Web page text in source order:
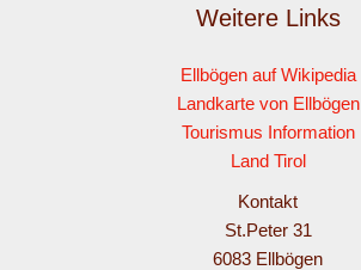
Weitere Links
Ellbögen auf Wikipedia
Landkarte von Ellbögen
Tourismus Information
Land Tirol
Kontakt
St.Peter 31
6083 Ellbögen